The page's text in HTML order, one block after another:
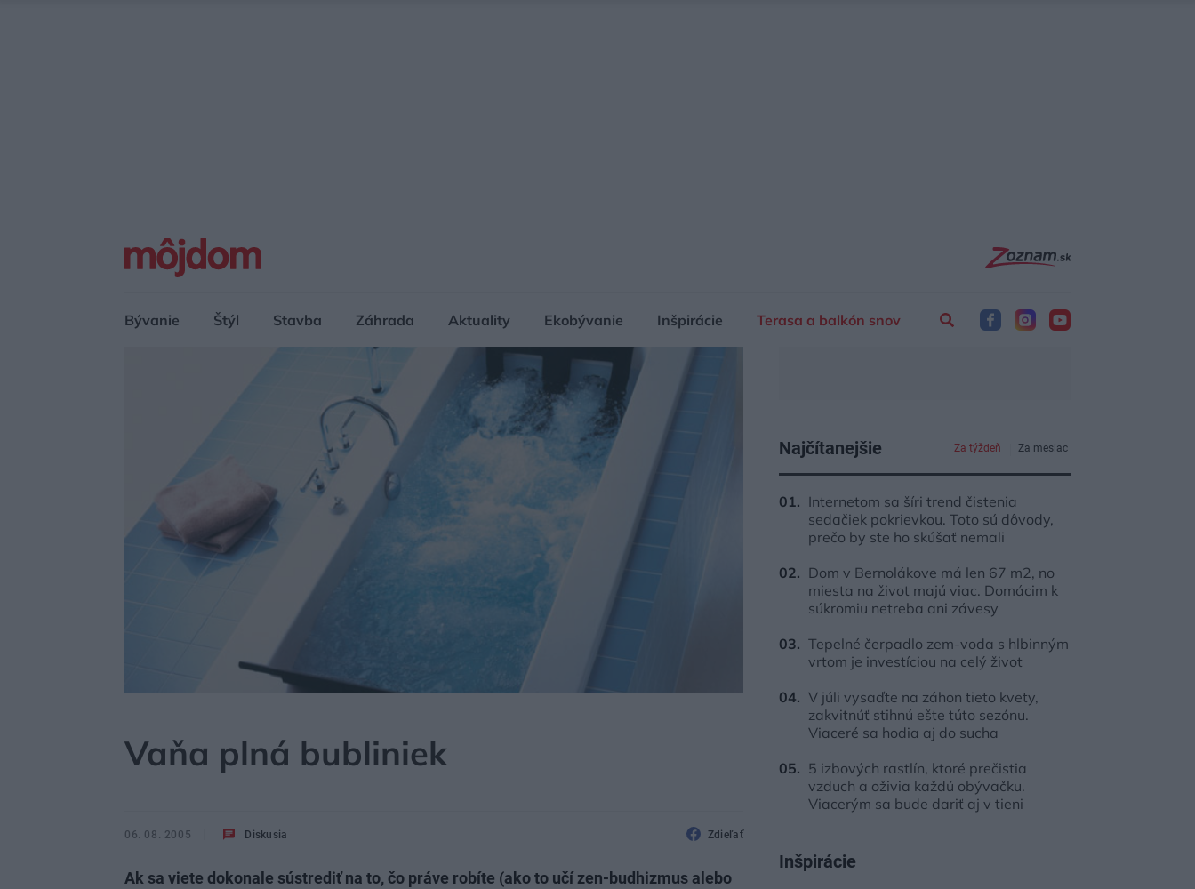
Bývanie Štýl Stavba Záhrada Aktuality Ekobývanie Inšpirácie Terasa a balkón snov
Vaňa plná bubliniek
06. 08. 2005 Diskusia Zdieľať
Ak sa viete dokonale sústrediť na to, čo práve robíte (ako to učí zen-budhizmus alebo
Najčítanejšie Za týždeň Za mesiac
Internetom sa šíri trend čistenia
sedačiek pokrievkou. Toto sú dôvody,
prečo by ste ho skúšať nemali
Dom v Bernolákove má len 67 m2, no
miesta na život majú viac. Domácim k
súkromiu netreba ani závesy
Tepelné čerpadlo zem-voda s hlbinným
vrtom je investíciou na celý život
V júli vysaďte na záhon tieto kvety,
zakvitnúť stihnú ešte túto sezónu.
Viaceré sa hodia aj do sucha
5 izbových rastlín, ktoré prečistia
vzduch a oživia každú obývačku.
Viacerým sa bude dariť aj v tieni
Inšpirácie